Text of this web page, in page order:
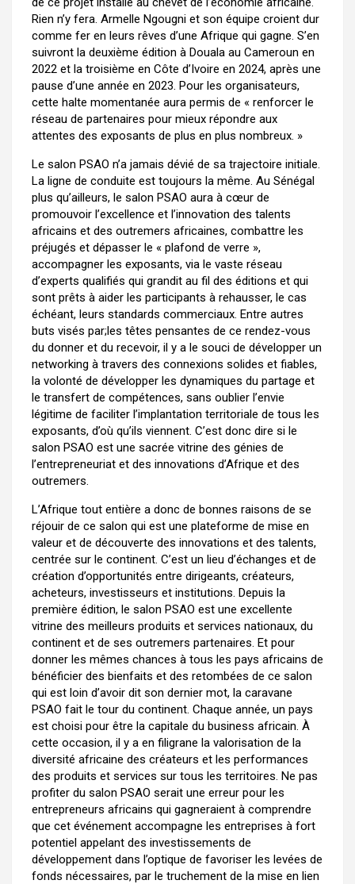
Rien n’y fera. Armelle Ngougni et son équipe croient dur
comme fer en leurs rêves d’une Afrique qui gagne. S’en
suivront la deuxième édition à Douala au Cameroun en
2022 et la troisième en Côte d’Ivoire en 2024, après une
pause d’une année en 2023. Pour les organisateurs,
cette halte momentanée aura permis de « renforcer le
réseau de partenaires pour mieux répondre aux
attentes des exposants de plus en plus nombreux. »
Le salon PSAO n’a jamais dévié de sa trajectoire initiale.
La ligne de conduite est toujours la même. Au Sénégal
plus qu’ailleurs, le salon PSAO aura à cœur de
promouvoir l’excellence et l’innovation des talents
africains et des outremers africaines, combattre les
préjugés et dépasser le « plafond de verre »,
accompagner les exposants, via le vaste réseau
d’experts qualifiés qui grandit au fil des éditions et qui
sont prêts à aider les participants à rehausser, le cas
échéant, leurs standards commerciaux. Entre autres
buts visés par;les têtes pensantes de ce rendez-vous
du donner et du recevoir, il y a le souci de développer un
networking à travers des connexions solides et fiables,
la volonté de développer les dynamiques du partage et
le transfert de compétences, sans oublier l’envie
légitime de faciliter l’implantation territoriale de tous les
exposants, d’où qu’ils viennent. C’est donc dire si le
salon PSAO est une sacrée vitrine des génies de
l’entrepreneuriat et des innovations d’Afrique et des
outremers.
L’Afrique tout entière a donc de bonnes raisons de se
réjouir de ce salon qui est une plateforme de mise en
valeur et de découverte des innovations et des talents,
centrée sur le continent. C’est un lieu d’échanges et de
création d’opportunités entre dirigeants, créateurs,
acheteurs, investisseurs et institutions. Depuis la
première édition, le salon PSAO est une excellente
vitrine des meilleurs produits et services nationaux, du
continent et de ses outremers partenaires. Et pour
donner les mêmes chances à tous les pays africains de
bénéficier des bienfaits et des retombées de ce salon
qui est loin d’avoir dit son dernier mot, la caravane
PSAO fait le tour du continent. Chaque année, un pays
est choisi pour être la capitale du business africain. À
cette occasion, il y a en filigrane la valorisation de la
diversité africaine des créateurs et les performances
des produits et services sur tous les territoires. Ne pas
profiter du salon PSAO serait une erreur pour les
entrepreneurs africains qui gagneraient à comprendre
que cet événement accompagne les entreprises à fort
potentiel appelant des investissements de
développement dans l’optique de favoriser les levées de
fonds nécessaires, par le truchement de la mise en lien